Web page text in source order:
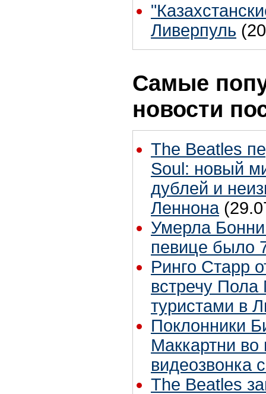
Ливерпуль
Самые
новости
The Beatles
Soul: новый
дублей и
Леннона
Умерла
певице было
Ринго Старр
встречу Пола
туристами в
Поклонники
Маккартни во
видеозвонка
The Beatles